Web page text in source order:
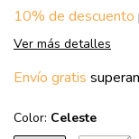
10% de descuento
Ver más detalles
Envío gratis
Color: Celeste